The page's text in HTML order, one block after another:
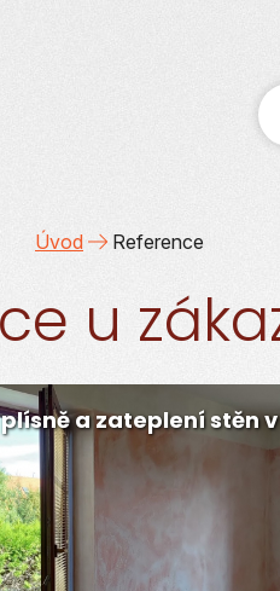
Úvod Reference
u
a zateplení stěn